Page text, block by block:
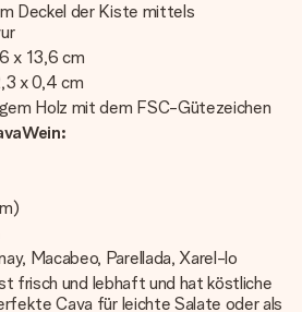
Deckel der Kiste mittels
x 13,6 cm
x 0,4 cm
Holz mit dem FSC-Gütezeichen
Macabeo, Parellada, Xarel-lo
frisch und lebhaft und hat köstliche
Cava für leichte Salate oder als